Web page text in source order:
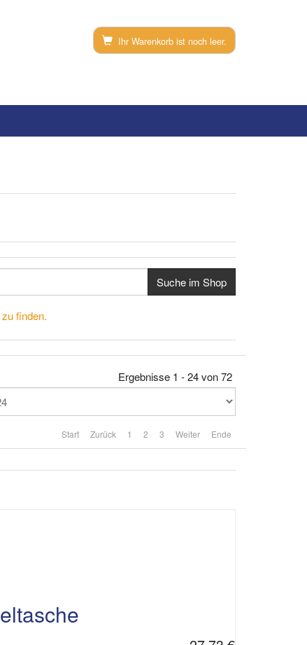
Ihr Warenkorb ist noch leer.
Suche im Shop
finden.
Ergebnisse 1 - 24 von 72
Start Zurück 1 2 3 Weiter Ende